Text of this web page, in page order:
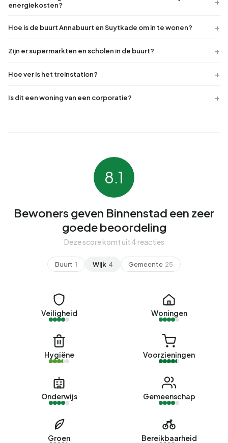
energiekosten?
Hoe is de buurt Annabuurt en Suytkade om in te wonen?
Zijn er supermarkten en scholen in de buurt?
Hoe ver is het treinstation?
Is dit een woning van een corporatie?
8.1
Bewoners geven Binnenstad een zeer
goede beoordeling
Deze score komt uit 4 reacties
Buurt 1 Wijk 4 Gemeente 25
Veiligheid Woningen
Hygiëne Voorzieningen
Onderwijs Gemeenschap
Groen Bereikbaarheid